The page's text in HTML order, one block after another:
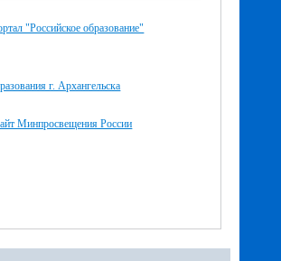
"Российское образование"
г. Архангельска
Минпросвещения России